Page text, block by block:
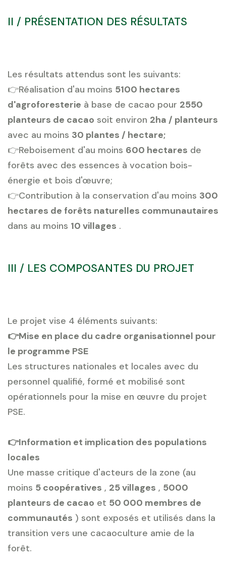
II / PRÉSENTATION DES RÉSULTATS
Les résultats attendus sont les suivants:
👉Réalisation d'au moins 5100 hectares
d'agroforesterie à base de cacao pour 2550
planteurs de cacao soit environ 2ha / planteurs
avec au moins 30 plantes / hectare;
👉Reboisement d'au moins 600 hectares de
forêts avec des essences à vocation bois-
énergie et bois d'œuvre;
👉Contribution à la conservation d'au moins 300
hectares de forêts naturelles communautaires
dans au moins 10 villages .
III / LES COMPOSANTES DU PROJET
Le projet vise 4 éléments suivants:
👉Mise en place du cadre organisationnel pour
le programme PSE
Les structures nationales et locales avec du
personnel qualifié, formé et mobilisé sont
opérationnels pour la mise en œuvre du projet
PSE.
👉Information et implication des populations
locales
Une masse critique d'acteurs de la zone (au
moins 5 coopératives , 25 villages , 5000
planteurs de cacao et 50 000 membres de
communautés ) sont exposés et utilisés dans la
transition vers une cacaoculture amie de la
forêt.